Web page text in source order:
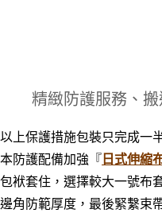
精緻防護服務、
以上保護措施包裝只完成一
本防護配備加強『 日式伸縮
包袱套住，選擇較大一號布
邊角防範厚度，最後緊繫束